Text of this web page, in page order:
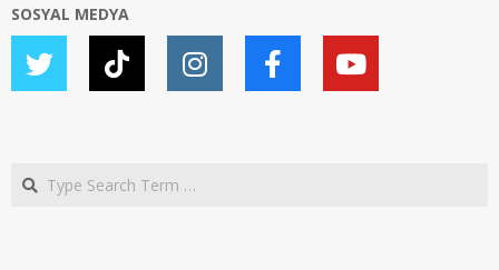
SOSYAL MEDYA
Search